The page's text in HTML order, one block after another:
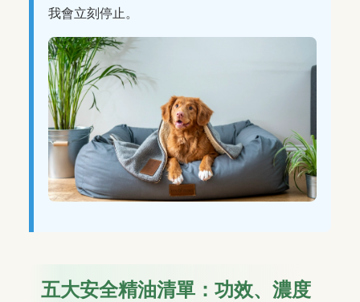
我會立刻停止。
五大安全精油清單：功效、濃度